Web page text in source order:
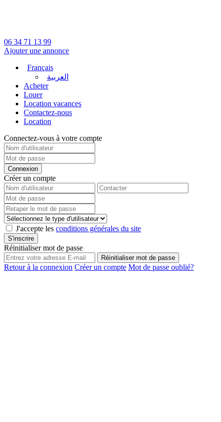
06 34 71 13 99
Ajouter une annonce
Français
العربية
Acheter
Louer
Location vacances
Contactez-nous
Location
Connectez-vous à votre compte
Connexion
Créer un compte
J'accepte les conditions générales du site
S'inscrire
Réinitialiser mot de passe
Réinitialiser mot de passe
Retour à la connexion Créer un compte Mot de passe oublié?